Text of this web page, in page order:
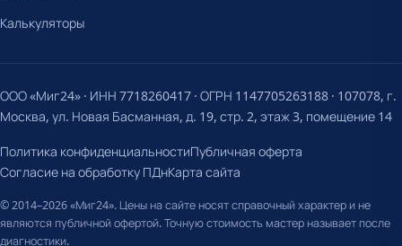
Калькуляторы
ООО «Миг24» · ИНН 7718260417 · ОГРН 1147705263188 · 107078, г.
Москва, ул. Новая Басманная, д. 19, стр. 2, этаж 3, помещение 14
Политика конфиденциальностиПубличная оферта
Согласие на обработку ПДнКарта сайта
© 2014–2026 «Миг24». Цены на сайте носят справочный характер и не
являются публичной офертой. Точную стоимость мастер называет после
диагностики.